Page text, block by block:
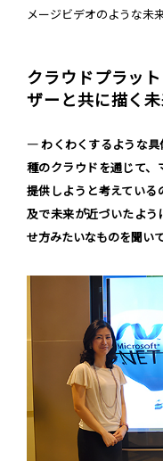
メージビデオのような未
クラウドプラッ
ザーと共に描く未
― わくわくするような具
種のクラウドを通じて、
提供しようと考えている
及で未来が近づいたよう
せ方みたいなものを聞い